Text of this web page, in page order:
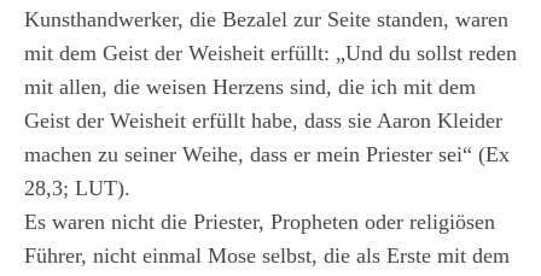
Kunsthandwerker, die Bezalel zur Seite standen, waren
mit dem Geist der Weisheit erfüllt: „Und du sollst reden
mit allen, die weisen Herzens sind, die ich mit dem
Geist der Weisheit erfüllt habe, dass sie Aaron Kleider
machen zu seiner Weihe, dass er mein Priester sei“ (Ex
28,3; LUT).
Es waren nicht die Priester, Propheten oder religiösen
Führer, nicht einmal Mose selbst, die als Erste mit dem